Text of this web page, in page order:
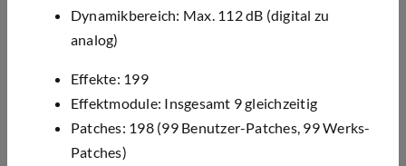
Dynamikbereich: Max. 112 dB (digital zu
analog)
Effekte: 199
Effektmodule: Insgesamt 9 gleichzeitig
Patches: 198 (99 Benutzer-Patches, 99 Werks-
Patches)